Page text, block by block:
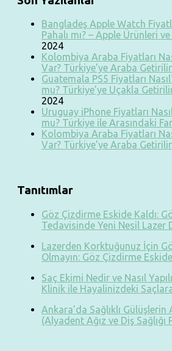
Bangladeş Apple Watch
Pahalı mı? – Apple Ürünleri
2024
Kolombiya Araba Fiyatları
Var? Türkiye’ye Araba
Guatemala PS5 Fiyatları
mu? Türkiye’ye Uçakla
2024
Uruguay iPhone Fiyatları
mu? Türkiye ile Arasındaki
Kolombiya Araba Fiyatları
Var? Türkiye’ye Araba
Tanıtımlar
Göz Çizdirme Eskide Kaldı:
Tedavisinde Yeni Nesil Lazer
Lazerden Korktuğunuz İçin
Olmayın: Göz Çizdirme
Saç Ekimi Nedir ve Nasıl
Klinik ile Hayalinizdeki
Ankara’da Sağlıklı
(Alyadent Ağız ve Diş Sağlığı